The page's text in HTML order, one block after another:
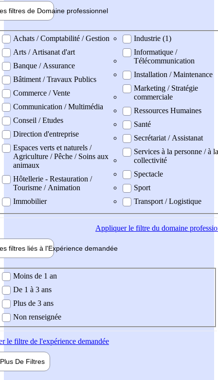
filtres de Domaine professionnel
professionel
Achats / Comptabilité / Gestion
Arts / Artisanat d'art
Banque / Assurance
Bâtiment / Travaux Publics
Commerce / Vente
Communication / Multimédia
Conseil / Etudes
Direction d'entreprise
Espaces verts et naturels /
Agriculture / Pêche / Soins aux
animaux
Hôtellerie - Restauration /
Tourisme / Animation
Immobilier
Industrie (1)
Informatique /
Télécommunication
Installation / Maintenance
Marketing / Stratégie
commerciale
Ressources Humaines
Santé
Secrétariat / Assistanat
Services à la personne / à la
collectivité
Spectacle
Sport
Transport / Logistique
Appliquerle filtre du domaine
filtres liés à l'Expérience demandée
demandée
Moins de 1 an
De 1 à 3 ans
Plus de 3 ans
Non renseignée
le filtre de l'expérience demandée
Plus De Filtres